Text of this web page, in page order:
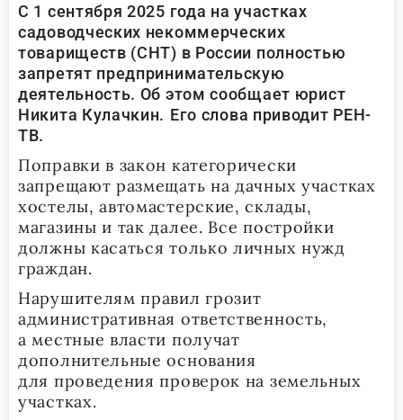
С 1 сентября 2025 года на участках
садоводческих некоммерческих
товариществ (СНТ) в России полностью
запретят предпринимательскую
деятельность. Об этом сообщает юрист
Никита Кулачкин. Его слова приводит РЕН-
ТВ.
Поправки в закон категорически
запрещают размещать на дачных участках
хостелы, автомастерские, склады,
магазины и так далее. Все постройки
должны касаться только личных нужд
граждан.
Нарушителям правил грозит
административная ответственность,
а местные власти получат
дополнительные основания
для проведения проверок на земельных
участках.